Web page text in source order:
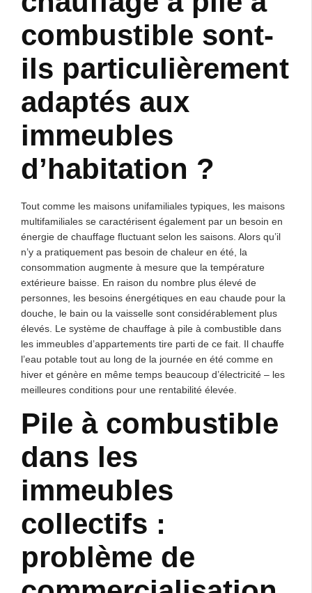
combustible sont-
ils particulièrement
adaptés aux
immeubles
d’habitation ?
Tout comme les maisons unifamiliales typiques, les maisons
multifamiliales se caractérisent également par un besoin en
énergie de chauffage fluctuant selon les saisons. Alors qu’il
n’y a pratiquement pas besoin de chaleur en été, la
consommation augmente à mesure que la température
extérieure baisse. En raison du nombre plus élevé de
personnes, les besoins énergétiques en eau chaude pour la
douche, le bain ou la vaisselle sont considérablement plus
élevés. Le système de chauffage à pile à combustible dans
les immeubles d’appartements tire parti de ce fait. Il chauffe
l’eau potable tout au long de la journée en été comme en
hiver et génère en même temps beaucoup d’électricité – les
meilleures conditions pour une rentabilité élevée.
Pile à combustible
dans les
immeubles
collectifs :
problème de